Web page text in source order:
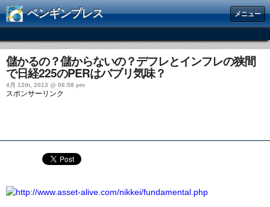
ペンギンプレス メニュー
儲かるの？儲からないの？デフレとインフレの狭間
で日経225のPERはバブリ気味？
4月 12th, 2013 @ 06:58 pm
スポンサーリンク